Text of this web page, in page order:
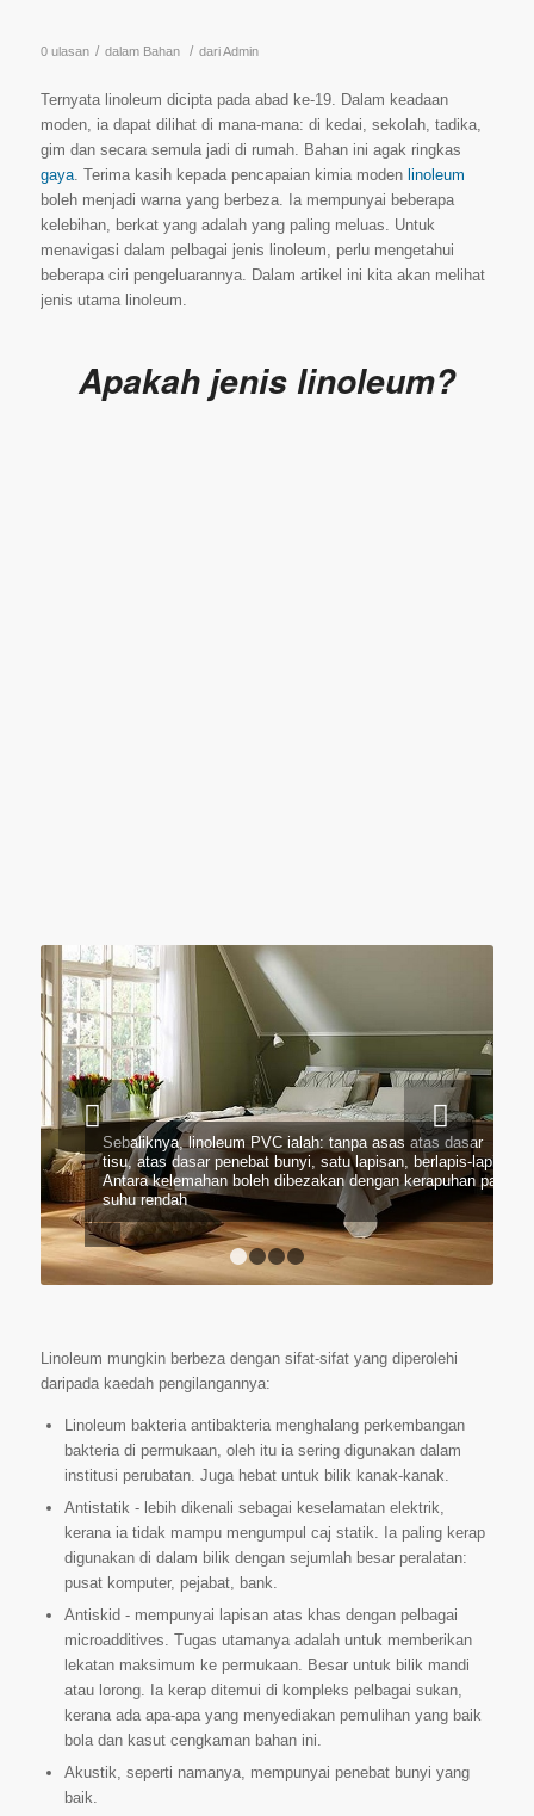
0 ulasan / dalam Bahan / dariAdmin
Ternyata linoleum dicipta pada abad ke-19. Dalam keadaan
moden, ia dapat dilihat di mana-mana: di kedai, sekolah, tadika,
gim dan secara semula jadi di rumah. Bahan ini agak ringkas
gaya. Terima kasih kepada pencapaian kimia moden linoleum
boleh menjadi warna yang berbeza. Ia mempunyai beberapa
kelebihan, berkat yang adalah yang paling meluas. Untuk
menavigasi dalam pelbagai jenis linoleum, perlu mengetahui
beberapa ciri pengeluarannya. Dalam artikel ini kita akan melihat
jenis utama linoleum.
Apakah jenis linoleum?
Sebaliknya, linoleum PVC ialah: tanpa asas atas dasar
tisu, atas dasar penebat bunyi, satu lapisan, berlapis-lapis.
Antara kelemahan boleh dibezakan dengan kerapuhan pada
suhu rendah
Seterusnya
Linoleum mungkin berbeza dengan sifat-sifat yang diperolehi
daripada kaedah pengilangannya:
Linoleum bakteria antibakteria menghalang perkembangan
bakteria di permukaan, oleh itu ia sering digunakan dalam
institusi perubatan. Juga hebat untuk bilik kanak-kanak.
Antistatik - lebih dikenali sebagai keselamatan elektrik,
kerana ia tidak mampu mengumpul caj statik. Ia paling kerap
digunakan di dalam bilik dengan sejumlah besar peralatan:
pusat komputer, pejabat, bank.
Antiskid - mempunyai lapisan atas khas dengan pelbagai
microadditives. Tugas utamanya adalah untuk memberikan
lekatan maksimum ke permukaan. Besar untuk bilik mandi
atau lorong. Ia kerap ditemui di kompleks pelbagai sukan,
kerana ada apa-apa yang menyediakan pemulihan yang baik
bola dan kasut cengkaman bahan ini.
Akustik, seperti namanya, mempunyai penebat bunyi yang
baik.